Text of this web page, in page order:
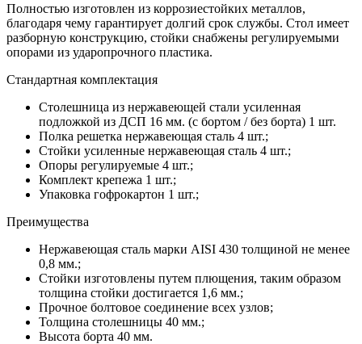
Полностью изготовлен из коррозиестойких металлов,
благодаря чему гарантирует долгий срок службы. Стол имеет
разборную конструкцию, стойки снабжены регулируемыми
опорами из ударопрочного пластика.
Стандартная комплектация
Столешница из нержавеющей стали усиленная
подложкой из ДСП 16 мм. (с бортом / без борта) 1 шт.
Полка решетка нержавеющая сталь 4 шт.;
Стойки усиленные нержавеющая сталь 4 шт.;
Опоры регулируемые 4 шт.;
Комплект крепежа 1 шт.;
Упаковка гофрокартон 1 шт.;
Преимущества
Нержавеющая сталь марки AISI 430 толщиной не менее
0,8 мм.;
Стойки изготовлены путем плющения, таким образом
толщина стойки достигается 1,6 мм.;
Прочное болтовое соединение всех узлов;
Толщина столешницы 40 мм.;
Высота борта 40 мм.